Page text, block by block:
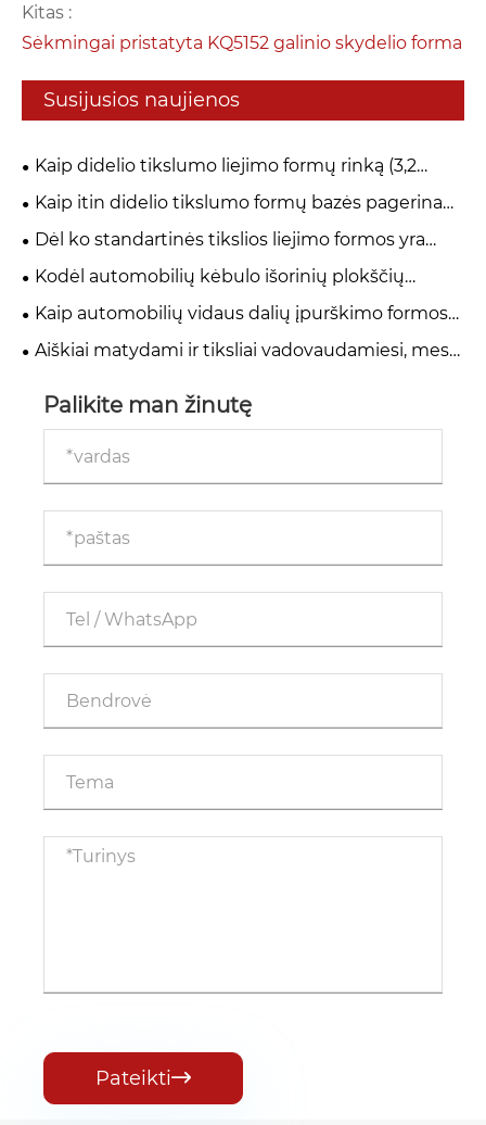
Kitas :
Sėkmingai pristatyta KQ5152 galinio skydelio forma
Susijusios naujienos
Kaip didelio tikslumo liejimo formų rinką (3,2
mlrd. USD 2025 m.) pertvarko EV lengvojo svorio ir
integruotos liejimo tendencijos?
Kaip itin didelio tikslumo formų bazės pagerina
gamybos tikslumą ir efektyvumą?
Dėl ko standartinės tikslios liejimo formos yra
būtinos aukštos kokybės gamybai?
Kodėl automobilių kėbulo išorinių plokščių
štampavimo formos yra labai svarbios šiuolaikinėje
automobilių gamyboje?
Kaip automobilių vidaus dalių įpurškimo formos
pagerina kokybę ir efektyvumą?
Aiškiai matydami ir tiksliai vadovaudamiesi, mes
Palikite man žinutę
Pateikti